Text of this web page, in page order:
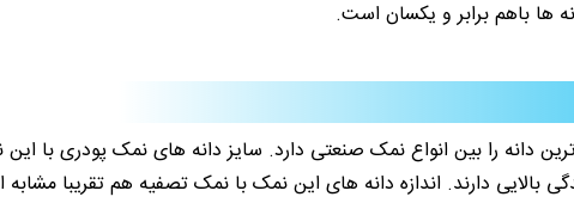
دانه را بین انواع نمک صنعتی دارد. سایز دانه های نمک پودری با
دارند. اندازه دانه های این نمک با نمک تصفیه هم تقریبا